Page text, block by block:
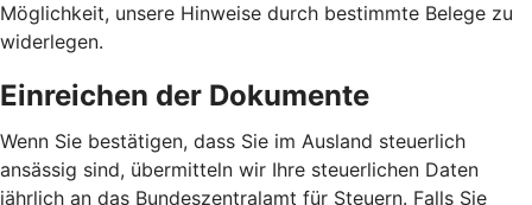
Möglichkeit, unsere Hinweise durch bestimmte Belege zu
widerlegen.
Einreichen der Dokumente
Wenn Sie bestätigen, dass Sie im Ausland steuerlich
ansässig sind, übermitteln wir Ihre steuerlichen Daten
jährlich an das Bundeszentralamt für Steuern. Falls Sie